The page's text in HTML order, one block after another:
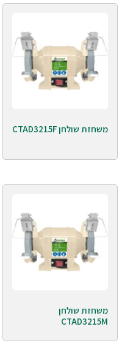
משחזת שולחן CTAD3215F
משחזת שולחן
CTAD3215M